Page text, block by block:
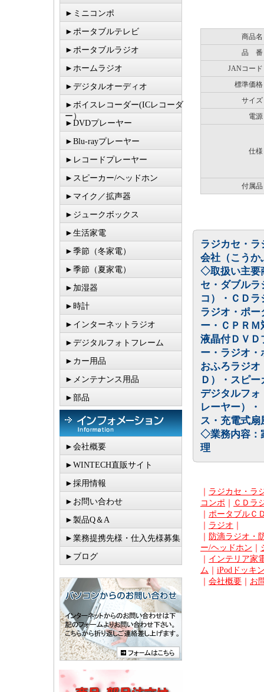
►ミニコンポ
►ポータブルテレビ
►ポータブルラジオ
►ホームラジオ
►デジタルオーディオ
►ボイスレコーダー(ICレコーダ
ー）
►DVDプレーヤー
►Blu-rayプレーヤー
►レコードプレーヤー
►スピーカー/ヘッドホン
►マイク／拡声器
►ジュークボックス
►生活家電
►季節（冬家電）
►季節（夏家電）
►加湿器
►時計
►インターネットラジオ
►デジタルフォトフレーム
►カー用品
►メンテナンス用品
►部品
►会社概要
►WINTECH直販サイト
►採用情報
►お問い合わせ
►製品Q＆A
►業務提携先様・仕入先様募集
►ブログ
商品名
品 番
JANコード
標準価格
サイズ
電源
仕様
付属品
ラジカセ・ラ
会社（こうか
◇取扱い主要
セ・ダブル
コ）・ＣＤ
ラジオ・ポ
ー・ＣＰＲ
液晶付ＤＶＤ
ー・ラジオ
おふろラジ
Ｄ）・スピ
デジタルフ
レーヤー）
ス・充電式
◇業務内容
理
｜ ラジカセ・ラ
コンポ ｜ ＣＤラ
｜ ポータブルＣ
｜ ラジオ ｜
｜ 防滴ラジオ・
ー/ヘッドホン ｜
｜ インテリア家
ム ｜ iPodドッキ
｜ 会社概要 ｜ お